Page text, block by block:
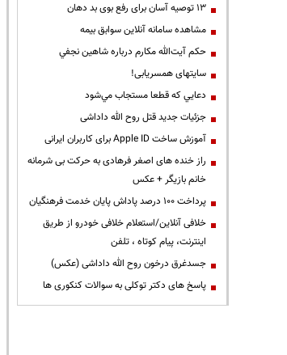
13 توصیه آسان برای رفع بوی بد دهان
مشاهده سامانه آنلاين سوابق بیمه
حكم آيت‌الله مكارم درباره شاهين نجفي
سایتهای همسریابی!
دعايي كه قطعا مستجاب مي‌شود
جزئیات جدید قتل روح الله داداشی
آموزش ساخت Apple ID برای کاربران ایرانی
راز خنده های اصغر فرهادی به حرکت بی شرمانه
خانم بازیگر + عکس
پرداخت ۱۰۰ درصد پاداش پایان خدمت فرهنگیان
خلافی آنلاین/استعلام خلافی خودرو از طریق
اینترنت، پیام کوتاه ، تلفن
جسدغرق درخون روح الله داداشی (عکس)
پاسخ های دکتر توکلی به سوالات کنکوری ها